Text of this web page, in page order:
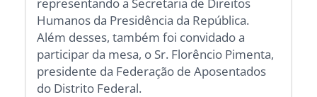
Humanos da Presidência da República.
Além desses, também foi convidado a
participar da mesa, o Sr. Florêncio Pimenta,
presidente da Federação de Aposentados
do Distrito Federal.